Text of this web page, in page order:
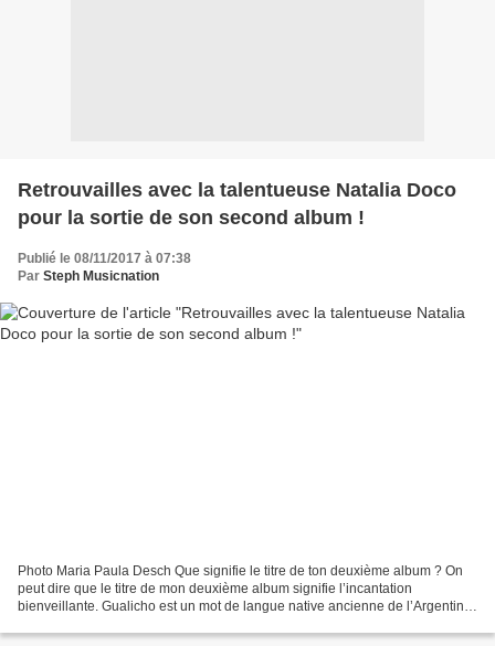
Retrouvailles avec la talentueuse Natalia Doco
pour la sortie de son second album !
Publié le 08/11/2017 à 07:38
Par Steph Musicnation
Photo Maria Paula Desch Que signifie le titre de ton deuxième album ? On
peut dire que le titre de mon deuxième album signifie l’incantation
bienveillante. Gualicho est un mot de langue native ancienne de l’Argentine